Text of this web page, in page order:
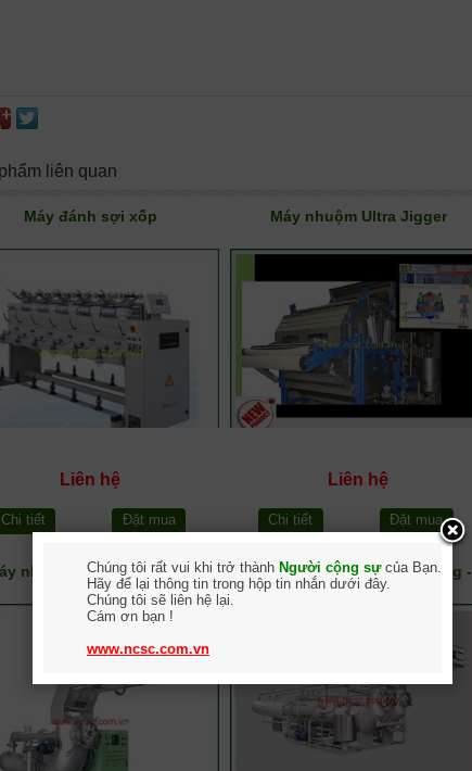
liên quan
Máy đánh sợi xốp
Liên hệ
Chi tiết Đặt mua
Máy nhuộm Ultra Jigger
Liên hệ
Chi tiết Đặt mua
nhuộm mẫu - Hàn quốc
Máy nhuộm vải không guồng -
Hàn quốc
Chúng tôi rất vui khi trở thành Người cộng sựcủa Bạn.
Hãy để lại thông tin trong hộp tin nhắn dưới đây.
Chúng tôi sẽ liên hệ lại.
Cám ơn bạn !
www.ncsc.com.vn